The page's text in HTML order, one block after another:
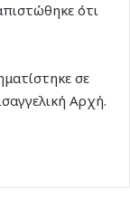
ότι
σε
Αρχή.